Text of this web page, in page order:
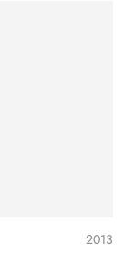
2013